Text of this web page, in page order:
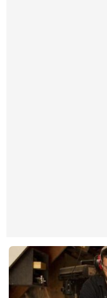
Деньги
Традиции
Опросы